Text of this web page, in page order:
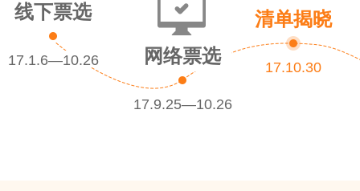
线下票选
17.1.6—10.26 网络票选
17.9.25—10.26
清单揭晓
17.10.30